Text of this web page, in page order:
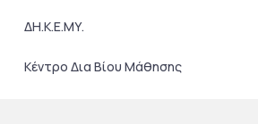
ΔΗ.Κ.Ε.ΜΥ.
Κέντρο Δια Βίου Μάθησης